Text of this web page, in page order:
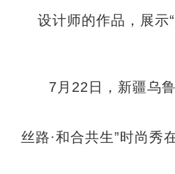
7月22日，新疆乌
丝路·和合共生”时尚秀